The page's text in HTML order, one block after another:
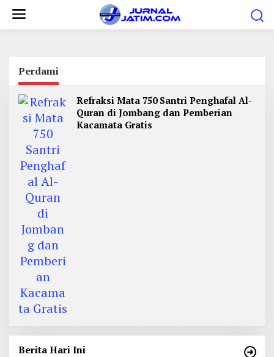
Perdami
Refraksi Mata 750 Santri Penghafal Al-
Quran di Jombang dan Pemberian
Kacamata Gratis
Berita Hari Ini